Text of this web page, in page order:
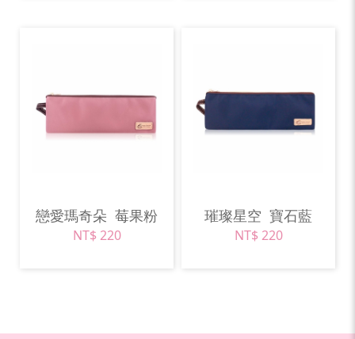
戀愛瑪奇朵 莓果粉
NT$ 220
璀璨星空 寶石藍
NT$ 220